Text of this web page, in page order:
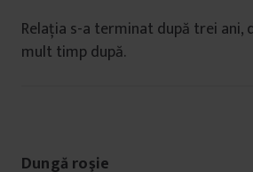
Relația s-a terminat după trei ani,
mult timp după.
Dungă roşie